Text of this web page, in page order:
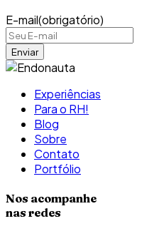
E-mail(obrigatório)
Experiências
Para o RH!
Blog
Sobre
Contato
Portfólio
Nos acompanhe
nas redes